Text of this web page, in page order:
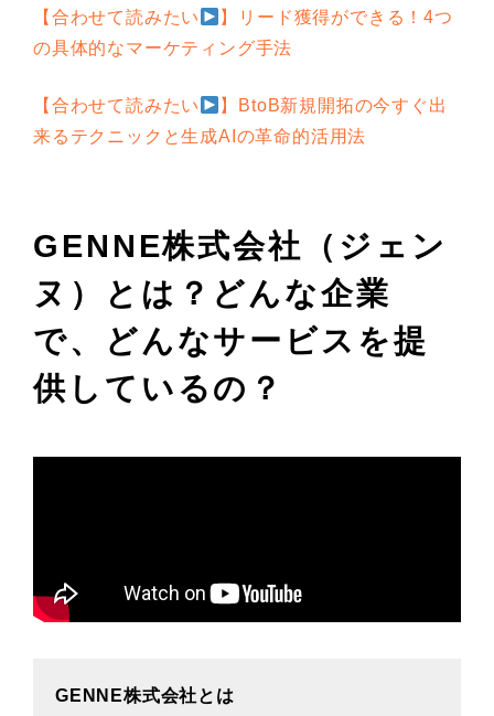
【合わせて読みたい
】リード獲得ができる！4つ
の具体的なマーケティング手法
【合わせて読みたい
】BtoB新規開拓の今すぐ出
来るテクニックと生成AIの革命的活用法
GENNE株式会社（ジェン
ヌ）
とは？どんな企業
で、どんなサービスを提
供しているの？
GENNE株式会社とは